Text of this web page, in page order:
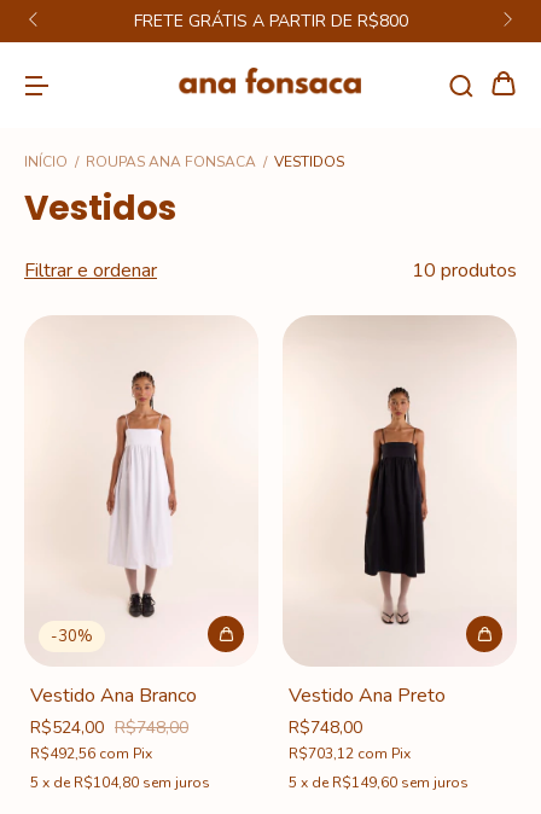
FRETE GRÁTIS A PARTIR DE R$800
INÍCIO / ROUPAS ANA FONSACA / VESTIDOS
Vestidos
Filtrar e ordenar 10 produtos
-30%
Vestido Ana Branco
R$524,00 R$748,00
R$492,56 com Pix
5 x deR$104,80 sem juros
Vestido Ana Preto
R$748,00
R$703,12 com Pix
5 x deR$149,60 sem juros